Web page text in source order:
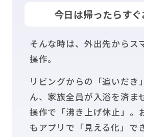
今日は帰ったらす
そんな時は、外出先からス
操作。
リビングからの「追いだき
ん、家族全員が入浴を済ま
操作で「沸き上げ休止」。
もアプリで「見える化」で